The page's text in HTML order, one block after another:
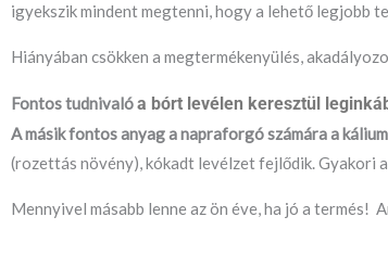
igyekszik mindent megtenni, hogy a lehető legjobb
Hiányában csökken a megtermékenyülés,
Fontos tudnivalóa bórt levélen keresztül
A másik fontos anyag a napraforgó számára a
(rozettás növény), kókadt levélzet fejlődik. Gyakori
Mennyivel másabb lenne az ön éve, ha jó a termés!